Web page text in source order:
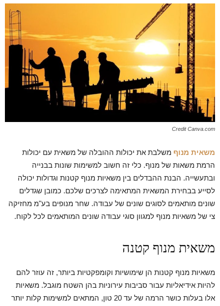
Credit Canva.com
משאית מנוף משלבת את יכולות ההובלה של משאית עם יכולות
הרמת משאות של מנוף. כלי זה חשוב למשימות שונות בבנייה
ובתעשייה. הבנת ההבדלים בין משאיות מנוף קטנות וגדולות יכולה
לסייע בבחירת המשאית המתאימה לצרכים שלכם. כמובן שגדלים
שונים מותאמים לסוגים שונים של עבודה. שחר מנופים בע"מ מחזיקה
צי של משאיות מנוף למגוון סוגי עבודה שונים המותאמים לכל לקוח.
משאית מנוף קטנה
משאיות מנוף קטנות הן שימושיות וקומפקטיות ביותר, זה עוזר להם
להיות אידיאליות עבור סביבות עירוניות בהן השטח מוגבל. משאיות
אלו בעלות כושר הרמה של עד 20 טון, המתאים למשימות קלות יותר